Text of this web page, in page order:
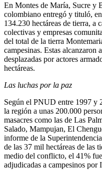
En Montes de María, Sucre y
colombiano entregó y tituló,
134.230 hectáreas de tierra, a
colectivas y empresas
del total de la tierra
campesinas. Estas alcanzaron
desplazadas por actores
hectáreas.
Las luchas por la paz
Según el PNUD entre 1997 y
la región a unas 200.000
masacres como las de Las
Salado, Mampujan, El
informe de la
de las 37 mil hectáreas de las
medio del conflicto, el 41%
adjudicadas a campesinos